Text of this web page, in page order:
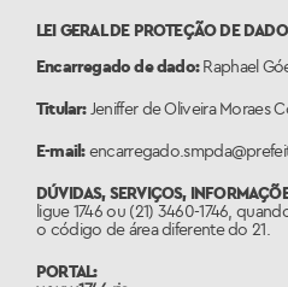
LEI GERAL DE PROTEÇÃO DE
Encarregado de dado:Raphael
Titular: Jeniffer de Oliveira Moraes
E-mail:
DÚVIDAS, SERVIÇOS,
ligue 1746 ou (21) 3460-1746,
o código de área diferente do 21.
PORTAL: